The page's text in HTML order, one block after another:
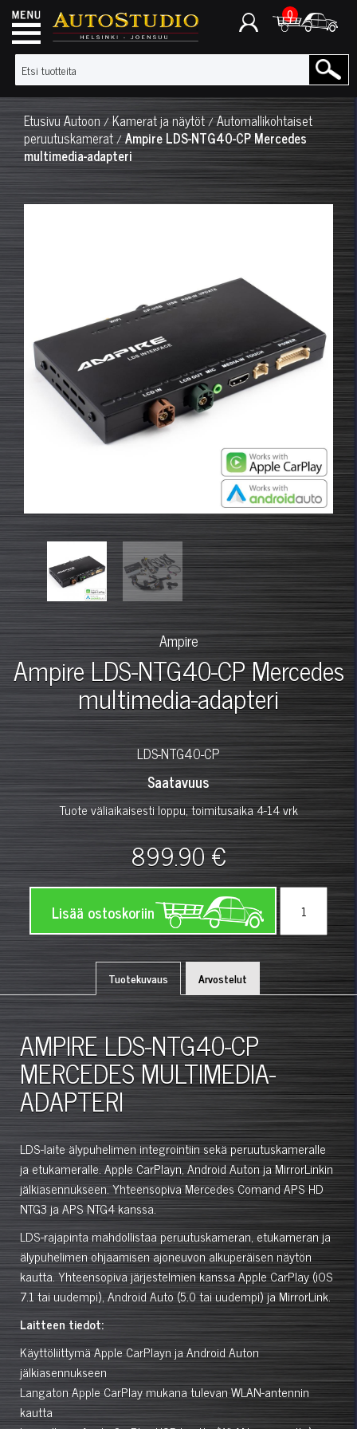
0
EtusivuAutoon/Kamerat ja näytöt/Automallikohtaiset
peruutuskamerat/Ampire LDS-NTG40-CP Mercedes
multimedia-adapteri
Ampire
Ampire LDS-NTG40-CP Mercedes
multimedia-adapteri
LDS-NTG40-CP
Saatavuus
Tuote väliaikaisesti loppu, toimitusaika 4-14 vrk
899.90 €
Lisää ostoskoriin
Tuotekuvaus Arvostelut
AMPIRE LDS-NTG40-CP
MERCEDES MULTIMEDIA-
ADAPTERI
LDS-laite älypuhelimen integrointiin sekä peruutuskameralle
ja etukameralle. Apple CarPlayn, Android Auton ja MirrorLinkin
jälkiasennukseen. Yhteensopiva Mercedes Comand APS HD
NTG3 ja APS NTG4 kanssa.
LDS-rajapinta mahdollistaa peruutuskameran, etukameran ja
älypuhelimen ohjaamisen ajoneuvon alkuperäisen näytön
kautta. Yhteensopiva järjestelmien kanssa Apple CarPlay (iOS
7.1 tai uudempi), Android Auto (5.0 tai uudempi) ja MirrorLink.
Laitteen tiedot:
Käyttöliittymä Apple CarPlayn ja Android Auton
jälkiasennukseen
Langaton Apple CarPlay mukana tulevan WLAN-antennin
kautta